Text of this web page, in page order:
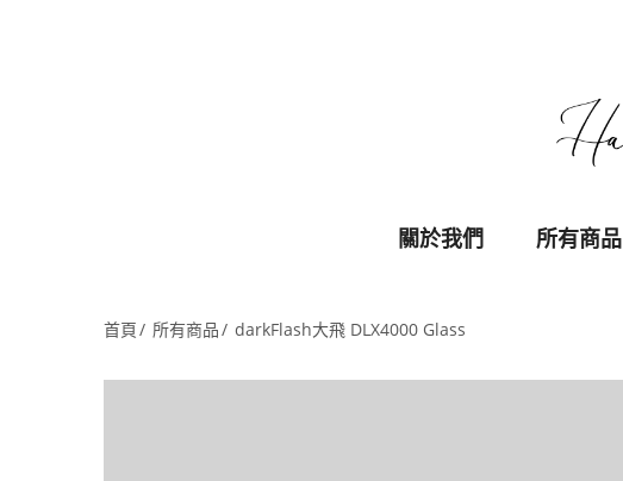
關於我們 所有商品
首頁 所有商品 darkFlash大飛 DLX4000 Glass